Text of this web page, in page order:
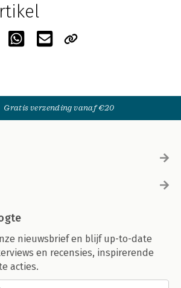
Gratis verzending vanaf €20
nieuwsbrief en blijf up-to-date
en recensies, inspirerende
acties.